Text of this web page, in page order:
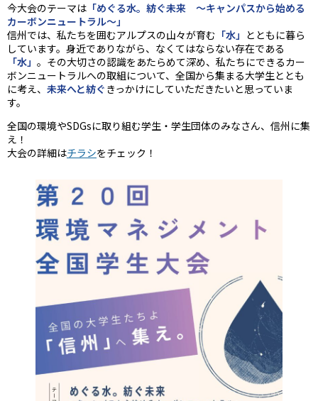
今大会のテーマは 「めぐる水。紡ぐ未来 ～キャンパスから始める
カーボンニュートラル～」
信州では、私たちを囲むアルプスの山々が育む 「水」 とともに暮ら
しています。身近でありながら、なくてはならない存在である
「水」 。その大切さの認識をあたらめて深め、私たちにできるカー
ボンニュートラルへの取組について、全国から集まる大学生ととも
に考え、 未来へと紡ぐ きっかけにしていただきたいと思っていま
す。
全国の環境やSDGsに取り組む学生・学生団体のみなさん、信州に集
え！
大会の詳細はチラシをチェック！